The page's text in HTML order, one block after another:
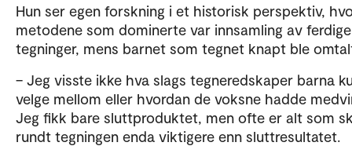
Hun ser egen forskning i et historisk perspektiv,
metodene som dominerte var innsamling av ferdige
tegninger, mens barnet som tegnet knapt ble
– Jeg visste ikke hva slags tegneredskaper barna
velge mellom eller hvordan de voksne hadde
Jeg fikk bare sluttproduktet, men ofte er alt som
rundt tegningen enda viktigere enn sluttresultatet.